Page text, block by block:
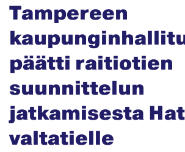
Tampereen
päätti raitiotien
suunnittelun
jatkamisesta
valtatielle